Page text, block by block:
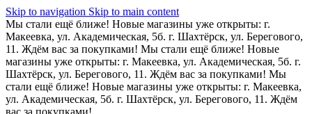
Skip to navigation Skip to main content
Мы стали ещё ближе! Новые магазины уже открыты: г.
Макеевка, ул. Академическая, 5б. г. Шахтёрск, ул. Берегового,
11. Ждём вас за покупками! Мы стали ещё ближе! Новые
магазины уже открыты: г. Макеевка, ул. Академическая, 5б. г.
Шахтёрск, ул. Берегового, 11. Ждём вас за покупками! Мы
стали ещё ближе! Новые магазины уже открыты: г. Макеевка,
ул. Академическая, 5б. г. Шахтёрск, ул. Берегового, 11. Ждём
вас за покупками!